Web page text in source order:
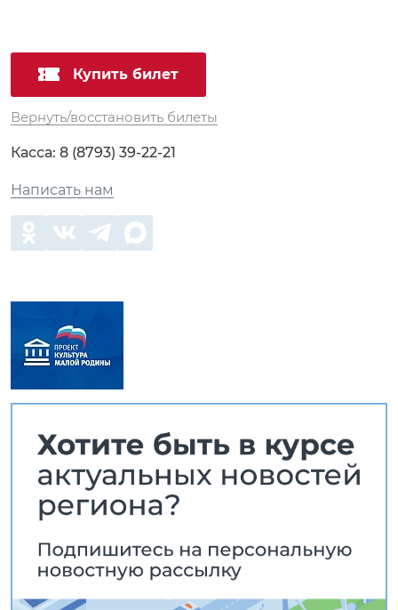
Купить билет
Вернуть/восстановить билеты
Касса: 8 (8793) 39-22-21
Написать нам